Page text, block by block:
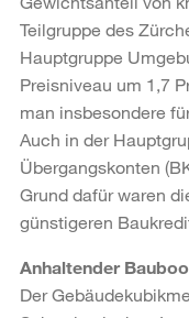
Teilgruppe des
Hauptgruppe
Preisniveau um 1,7
man insbesondere
Auch in der
Übergangskonten
Grund dafür waren
günstigeren
Anhaltender
Der